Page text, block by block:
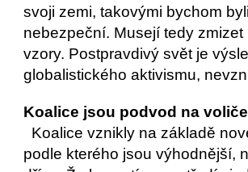
svoji zemi, takovými bychom
nebezpeční. Musejí tedy zmizet
vzory. Postpravdivý svět je
globalistického aktivismu,
Koalice jsou podvod na
podle kterého jsou výhodnější,